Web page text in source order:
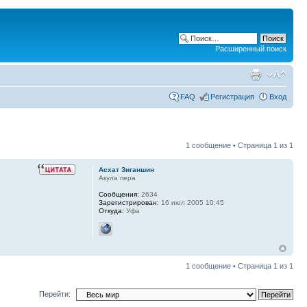
Расширенный поиск
FAQ Регистрация Вход
1 сообщение • Страница 1 из 1
Асхат Зиганшин
Акула пера
Сообщения: 2634
Зарегистрирован: 16 июл 2005 10:45
Откуда: Уфа
1 сообщение • Страница 1 из 1
Перейти: